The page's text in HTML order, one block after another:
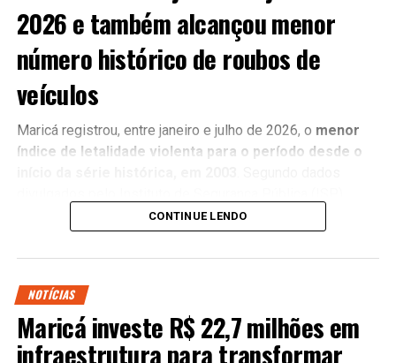
2026 e também alcançou menor
número histórico de roubos de
veículos
Maricá registrou, entre janeiro e julho de 2026, o menor
índice de letalidade violenta para o período desde o
foram contabilizadasoito mortes violentas nos
primeiros sete meses do ano, resultado considerado o
melhor dos últimos 23 anos.
Os números também apontam redução nos registros de
roubos de veículos. No mesmo período, foram registrados
18 casos, o menor número para os sete primeiros meses
CONTINUE LENDO
NOTÍCIAS
Maricá investe R$ 22,7 milhões em
infraestrutura para transformar